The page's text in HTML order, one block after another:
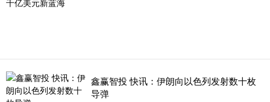
鑫赢智投 快讯：伊朗向以色列发射数十枚
导弹